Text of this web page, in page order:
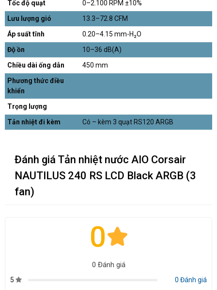
Tốc độ quạt
0–2.100 RPM ±10%
Lưu lượng gió
13.3–72.8 CFM
Áp suất tĩnh
0.20–4.15 mm-H₂O
Độ ồn
10–36 dB(A)
Chiều dài ống dẫn
450 mm
Phương thức điều
khiển
Trọng lượng
Tản nhiệt đi kèm
Có – kèm 3 quạt RS120 ARGB
Đánh giá Tản nhiệt nước AIO Corsair
NAUTILUS 240 RS LCD Black ARGB (3
fan)
0
0 Đánh giá
5
0 Đánh giá